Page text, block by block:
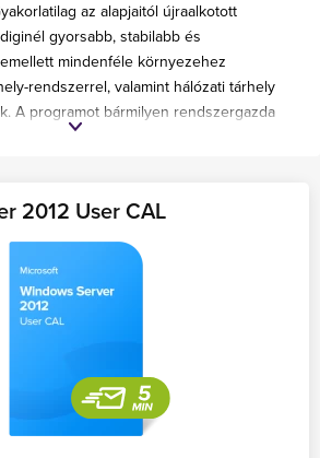
Server
az alapjaitól újraalkotott
gyorsabb, stabilabb és
mindenféle környezehez
rendszerrel, valamint hálózati tárhely
A programot bármilyen rendszergazda
2012 User CAL